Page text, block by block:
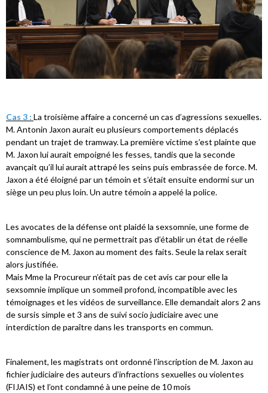
Cas 3 : La troisième affaire a concerné un cas d’agressions sexuelles.
M. Antonin Jaxon aurait eu plusieurs comportements déplacés
pendant un trajet de tramway. La première victime s’est plainte que
M. Jaxon lui aurait empoigné les fesses, tandis que la seconde
avançait qu’il lui aurait attrapé les seins puis embrassée de force. M.
Jaxon a été éloigné par un témoin et s’était ensuite endormi sur un
siège un peu plus loin. Un autre témoin a appelé la police.
Les avocates de la défense ont plaidé la sexsomnie, une forme de
somnambulisme, qui ne permettrait pas d’établir un état de réelle
conscience de M. Jaxon au moment des faits. Seule la relax serait
alors justifiée.
Mais Mme la Procureur n’était pas de cet avis car pour elle la
sexsomnie implique un sommeil profond, incompatible avec les
témoignages et les vidéos de surveillance. Elle demandait alors 2 ans
de sursis simple et 3 ans de suivi socio judiciaire avec une
interdiction de paraître dans les transports en commun.
Finalement, les magistrats ont ordonné l’inscription de M. Jaxon au
fichier judiciaire des auteurs d’infractions sexuelles ou violentes
(FIJAIS) et l’ont condamné à une peine de 10 mois